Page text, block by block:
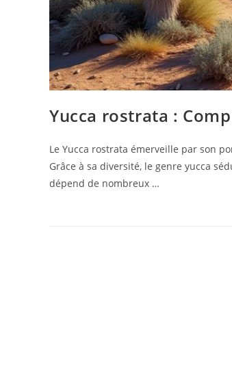
Yucca rostrata :
Le Yucca rostrata émerveille par son
Grâce à sa diversité, le genre yucca
dépend de nombreux …